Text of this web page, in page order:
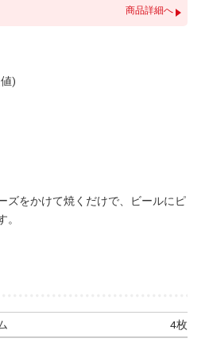
商品詳細へ
)
ズをかけて焼くだけで、ビールにピ
。
4枚